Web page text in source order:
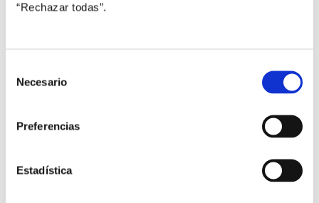
“Rechazar todas”.
Necesario
Preferencias
Estadística
Innovación
CTN 320 Ciberseguridad y protección de datos
personales
CEN-CLC-ETSI JWG eAccessibility